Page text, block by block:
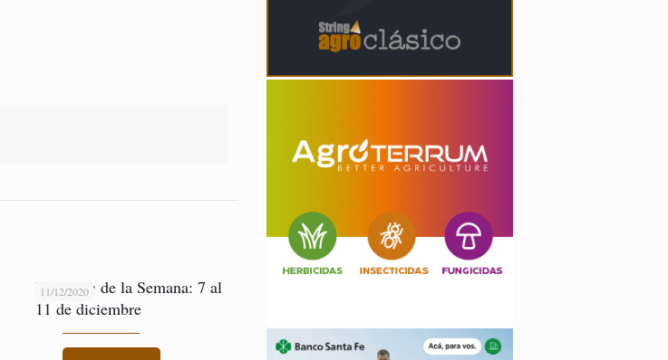
11/12/2020
Resumen de la Semana: 7 al
11 de diciembre